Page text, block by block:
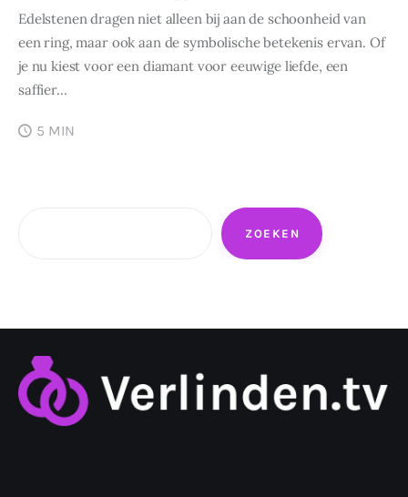
Edelstenen dragen niet alleen bij aan de schoonheid van
een ring, maar ook aan de symbolische betekenis ervan. Of
je nu kiest voor een diamant voor eeuwige liefde, een
saffier…
5 MIN
ZOEKEN